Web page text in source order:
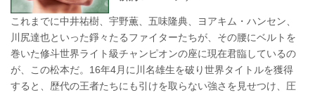
これまでに中井祐樹、宇野薫、五味隆典、ヨアキム・ハンセン、
川尻達也といった錚々たるファイターたちが、その腰にベルトを
巻いた修斗世界ライト級チャンピオンの座に現在君臨しているの
が、この松本だ。16年4月に川名雄生を破り世界タイトルを獲得
すると、歴代の王者たちにも引けを取らない強さを見せつけ、圧